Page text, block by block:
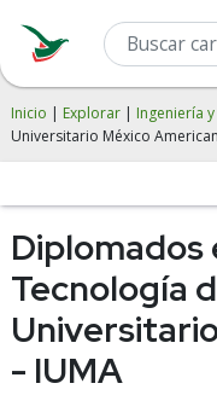
Inicio | Explorar | Ingeniería
Universitario México
Diplomados
Tecnología
- IUMA